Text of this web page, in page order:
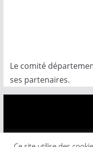
Le comité
ses partenaires.